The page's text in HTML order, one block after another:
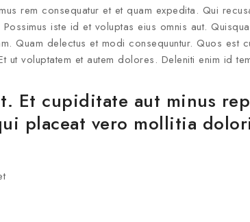
rem consequatur et et quam expedita. Qui
iste id et voluptas eius omnis aut.
Quam delectus et modi consequuntur. Quos est
ut voluptatem et autem dolores. Deleniti enim id
Et cupiditate aut minus
placeat vero mollitia